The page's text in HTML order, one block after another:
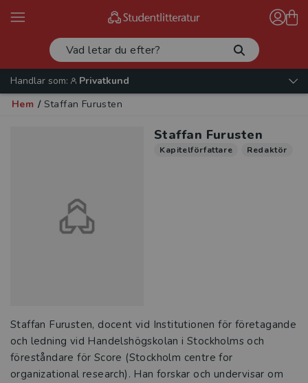
Handlar som:
Privatkund
Hem / Staffan Furusten
Staffan Furusten
Kapitelförfattare Redaktör
Staffan Furusten, docent vid Institutionen för företagande
och ledning vid Handelshögskolan i Stockholms och
föreståndare för Score (Stockholm centre for
organizational research). Han forskar och undervisar om